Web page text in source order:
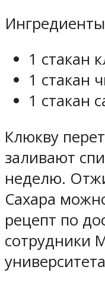
1 стакан
1 стакан
1 стакан
Клюкву
заливают
неделю.
Сахара
рецепт по
сотрудники